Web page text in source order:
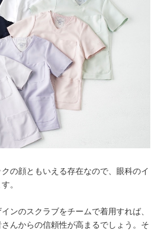
の顔ともいえる存在なので、眼科のイ
。
ンのスクラブをチームで着用すれば、
んからの信頼性が高まるでしょう。そ